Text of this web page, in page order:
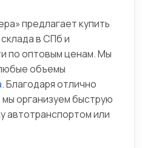
предлагает купить
в СПб и
по оптовым ценам. Мы
объемы
. Благодаря отлично
организуем быструю
автотранспортом или